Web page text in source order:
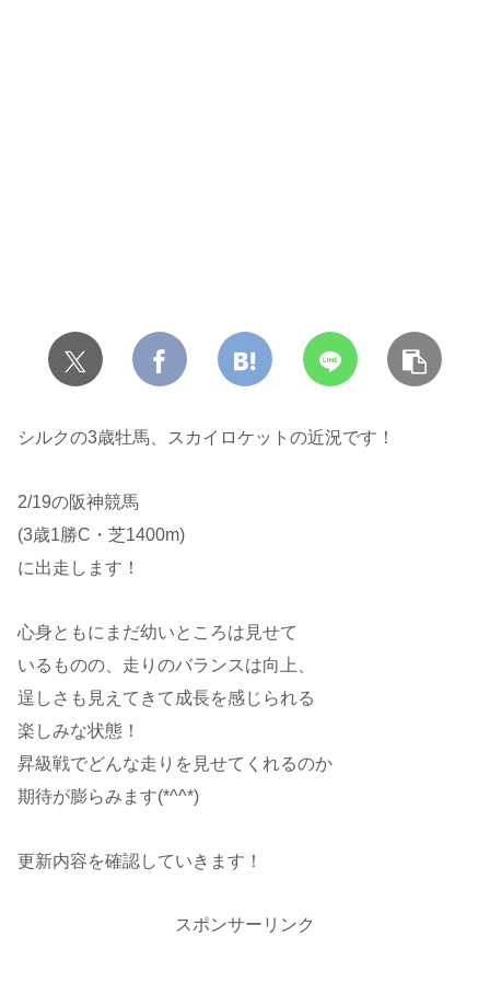
シルクの3歳牡馬、スカイロケットの近況です！
2/19の阪神競馬
(3歳1勝C・芝1400m)
に出走します！
心身ともにまだ幼いところは見せて
いるものの、走りのバランスは向上、
逞しさも見えてきて成長を感じられる
楽しみな状態！
昇級戦でどんな走りを見せてくれるのか
期待が膨らみます(*^^*)
更新内容を確認していきます！
スポンサーリンク